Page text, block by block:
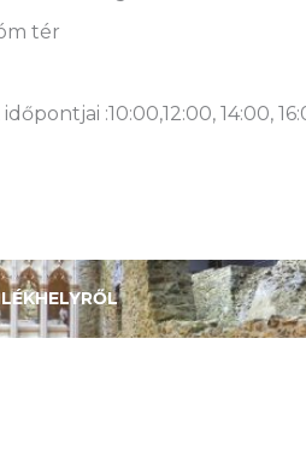
tér
:10:00,12:00, 14:00,